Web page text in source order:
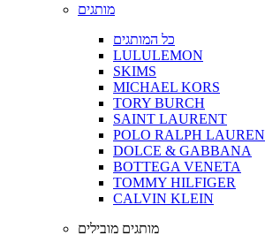
מותגים
כל המותגים
LULULEMON
SKIMS
MICHAEL KORS
TORY BURCH
SAINT LAURENT
POLO RALPH LAUREN
DOLCE & GABBANA
BOTTEGA VENETA
TOMMY HILFIGER
CALVIN KLEIN
מותגים מובילים